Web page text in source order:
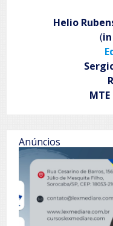
Helio
(
MTE
Anúncios